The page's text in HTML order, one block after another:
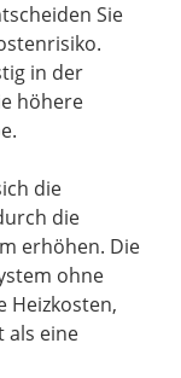
Sie
in der
höhere
die
die
erhöhen. Die
ohne
Heizkosten,
als eine